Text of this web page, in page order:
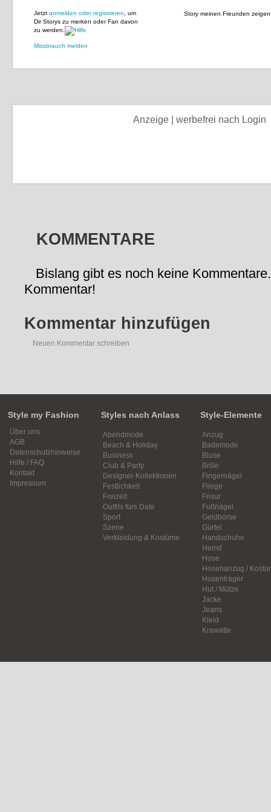
Story meinen Freunden
Jetzt anmelden oder registrieren , um
Dir Storys zu merken oder Fan davon
zu werden.
Missbrauch melden
Anzeige | werbefrei nach Login
KOMMENTARE
Bislang gibt es noch keine
Kommentar!
Kommentar hinzufügen
Neuen Kommentar schreiben
Style my Fashion
Über uns
AGB
Datenschutzhinweise
Hilfe / FAQ
Kontakt
Impressum
Styles nach Anlass
Abendmode
Beach & Holiday
Business
Club & Party
Designer-Kollektionen
Festlichkeit
Freizeit
Outfits fürs Date
Sport
Szene
Verkleidung & Kostüme
Style-Elemente
Anzug
Bademode
Bluse
Brille
Fingernägel
Fliege
Frisur
Fußnägel
Geldbörse
Gürtel
Handschuhe
Hemd
Hose
Hosenanzug /
Hosenträger
Hut / Mütze
Jacke
Jeans
Kleid
Krawatte